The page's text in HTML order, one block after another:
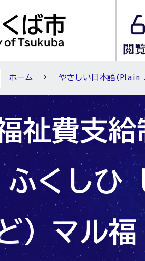
ホーム やさしい日本語(Plain
祉費支
ふくしひ
) マル福